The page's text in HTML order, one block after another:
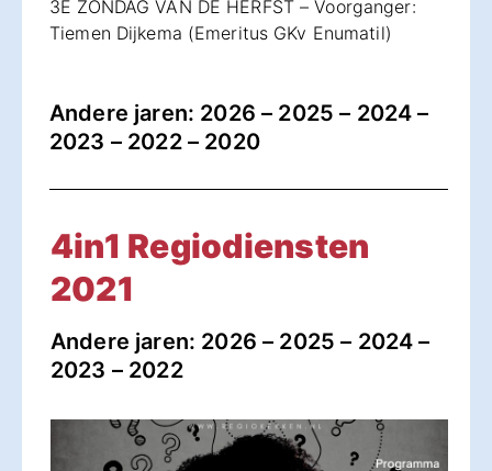
3E ZONDAG VAN DE HERFST – Voorganger:
Tiemen Dijkema (Emeritus GKv Enumatil)
Andere jaren: 2026 – 2025 – 2024 –
2023 – 2022– 2020
4in1 Regiodiensten
2021
Andere jaren: 2026 – 2025 – 2024 –
2023 – 2022